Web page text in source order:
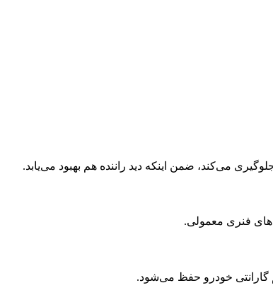
می‌کند، ضمن اینکه دید راننده هم بهبود می‌یابد.
فنری معمولی.
گارانتی خودرو حفظ می‌شود.